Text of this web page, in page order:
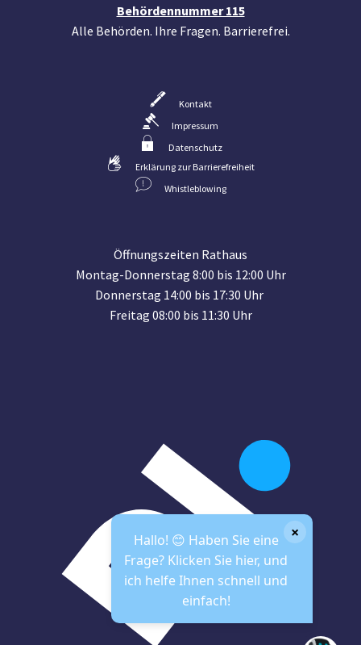
Behördennummer 115
Alle Behörden. Ihre Fragen. Barrierefrei.
Kontakt
Impressum
Datenschutz
Erklärung zur Barrierefreiheit
Whistleblowing
Öffnungszeiten Rathaus
Montag-Donnerstag 8:00 bis 12:00 Uhr
Donnerstag 14:00 bis 17:30 Uhr
Freitag 08:00 bis 11:30 Uhr
Hallo! 😊 Haben Sie eine
Frage? Klicken Sie hier, und
ich helfe Ihnen schnell und
einfach!
×